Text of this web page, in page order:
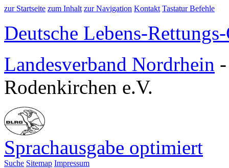
zur Startseite zum Inhalt zur Navigation Kontakt Tastatur Befehle
Deutsche Lebens-
Landesverband Nordrhein
Rodenkirchen e.V.
Sprachausgabe optimiert
Suche Sitemap Impressum